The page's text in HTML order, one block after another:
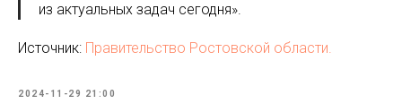
из актуальных задач сегодня».
Источник: Правительство Ростовской области.
2024-11-29 21:00